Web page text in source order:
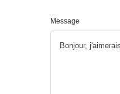
Message